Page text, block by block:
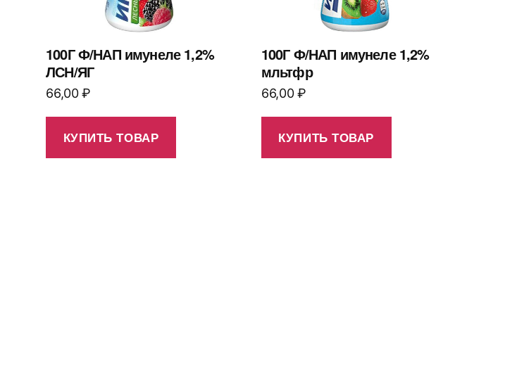
100Г Ф/НАП имунеле 1,2%
ЛСН/ЯГ
66,00₽
КУПИТЬ ТОВАР
100Г Ф/НАП имунеле 1,2%
мльтфр
66,00₽
КУПИТЬ ТОВАР